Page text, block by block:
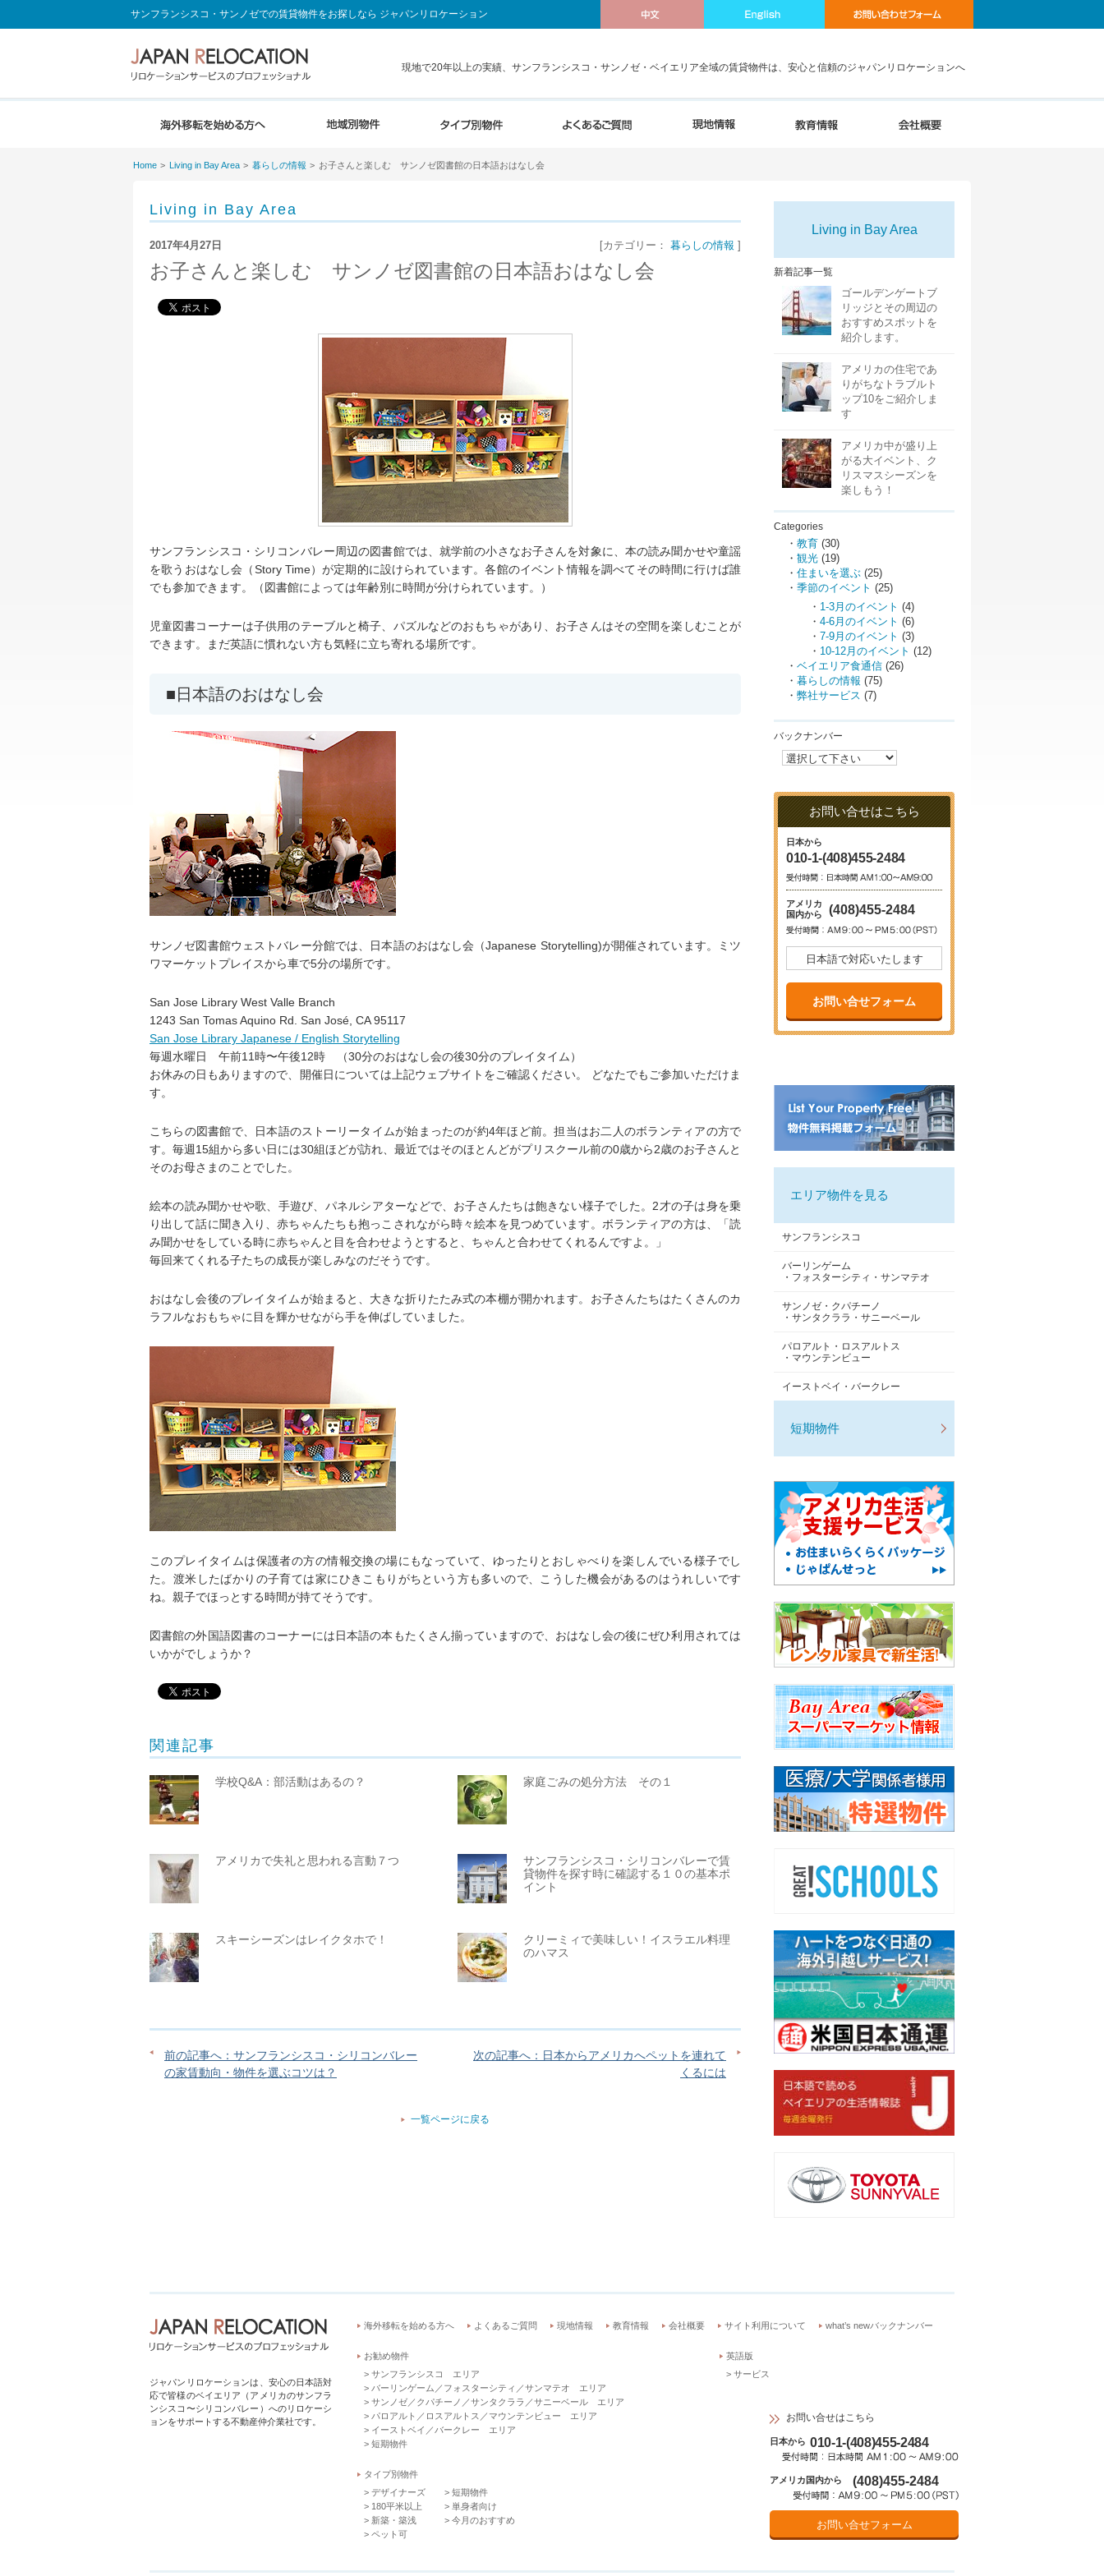
サンフランシスコ・サンノゼでの賃貸物件をお探しなら ジャパンリロケーション
現地で20年以上の実績、サンフランシスコ・サンノゼ・ベイエリア全域の賃貸物件は、安心と信頼のジャパンリロケーションへ
Home Living in Bay Area 暮らしの情報 お子さんと楽しむ サンノゼ図書館の日本語おはなし会
Living in Bay Area
2017年4月27日 [カテゴリー： 暮らしの情報 ]
お子さんと楽しむ サンノゼ図書館の日本語おはなし会
サンフランシスコ・シリコンバレー周辺の図書館では、就学前の小さなお子さんを対象に、本の読み聞かせや童謡
を歌うおはなし会（Story Time）が定期的に設けられています。各館のイベント情報を調べてその時間に行けば誰
でも参加できます。（図書館によっては年齢別に時間が分けられています。）
児童図書コーナーは子供用のテーブルと椅子、パズルなどのおもちゃがあり、お子さんはその空間を楽しむことが
できます。まだ英語に慣れない方も気軽に立ち寄れる場所です。
日本語のおはなし会
サンノゼ図書館ウェストバレー分館では、日本語のおはなし会（Japanese Storytelling)が開催されています。ミツ
ワマーケットプレイスから車で5分の場所です。
San Jose Library West Valle Branch
1243 San Tomas Aquino Rd. San José, CA 95117
San Jose Library Japanese / English Storytelling
毎週水曜日 午前11時〜午後12時 （30分のおはなし会の後30分のプレイタイム）
お休みの日もありますので、開催日については上記ウェブサイトをご確認ください。 どなたでもご参加いただけま
す。
こちらの図書館で、日本語のストーリータイムが始まったのが約4年ほど前。担当はお二人のボランティアの方で
す。毎週15組から多い日には30組ほどが訪れ、最近ではそのほとんどがプリスクール前の0歳から2歳のお子さんと
そのお母さまのことでした。
絵本の読み聞かせや歌、手遊び、パネルシアターなどで、お子さんたちは飽きない様子でした。2才の子は身を乗
り出して話に聞き入り、赤ちゃんたちも抱っこされながら時々絵本を見つめています。ボランティアの方は、「読
み聞かせをしている時に赤ちゃんと目を合わせようとすると、ちゃんと合わせてくれるんですよ。」
毎回来てくれる子たちの成長が楽しみなのだそうです。
おはなし会後のプレイタイムが始まると、大きな折りたたみ式の本棚が開かれます。お子さんたちはたくさんのカ
ラフルなおもちゃに目を輝かせながら手を伸ばしていました。
このプレイタイムは保護者の方の情報交換の場にもなっていて、ゆったりとおしゃべりを楽しんでいる様子でし
た。渡米したばかりの子育ては家にひきこもりがちという方も多いので、こうした機会があるのはうれしいです
ね。親子でほっとする時間が持てそうです。
図書館の外国語図書のコーナーには日本語の本もたくさん揃っていますので、おはなし会の後にぜひ利用されては
いかがでしょうか？
関連記事
学校Q&A：部活動はあるの？ 家庭ごみの処分方法 その１
アメリカで失礼と思われる言動７つ
サンフランシスコ・シリコンバレーで賃
貸物件を探す時に確認する１０の基本ポ
イント
スキーシーズンはレイクタホで！
クリーミィで美味しい！イスラエル料理
のハマス
前の記事へ：サンフランシスコ・シリコンバレー
の家賃動向・物件を選ぶコツは？
次の記事へ：日本からアメリカへペットを連れて
くるには
一覧ページに戻る
Living in Bay Area
新着記事一覧
ゴールデンゲートブ
リッジとその周辺の
おすすめスポットを
紹介します。
アメリカの住宅であ
りがちなトラブルト
ップ10をご紹介しま
す
アメリカ中が盛り上
がる大イベント、ク
リスマスシーズンを
楽しもう！
Categories
教育 (30)
観光 (19)
住まいを選ぶ (25)
季節のイベント (25)
1-3月のイベント (4)
4-6月のイベント (6)
7-9月のイベント (3)
10-12月のイベント (12)
ベイエリア食通信 (26)
暮らしの情報 (75)
弊社サービス (7)
バックナンバー
お問い合せはこちら
日本から
010-1-(408)455-2484
アメリカ
国内から
(408)455-2484
日本語で対応いたします
お問い合せフォーム
エリア物件を見る
サンフランシスコ
バーリンゲーム
・フォスターシティ・サンマテオ
サンノゼ・クパチーノ
・サンタクララ・サニーベール
パロアルト・ロスアルトス
・マウンテンビュー
イーストベイ・バークレー
短期物件
ジャパンリロケーションは、安心の日本語対
応で皆様のベイエリア（アメリカのサンフラ
ンシスコ〜シリコンバレー）へのリロケーシ
ョンをサポートする不動産仲介業社です。
海外移転を始める方へ よくあるご質問 現地情報 教育情報 会社概要 サイト利用について what’s newバックナンバー
お勧め物件
サンフランシスコ エリア
バーリンゲーム／フォスターシティ／サンマテオ エリア
サンノゼ／クパチーノ／サンタクララ／サニーベール エリア
パロアルト／ロスアルトス／マウンテンビュー エリア
イーストベイ／バークレー エリア
短期物件
タイプ別物件
デザイナーズ
180平米以上
新築・築浅
ペット可
短期物件
単身者向け
今月のおすすめ
英語版
サービス
お問い合せはこちら
日本から 010-1-(408)455-2484
アメリカ国内から (408)455-2484
お問い合せフォーム